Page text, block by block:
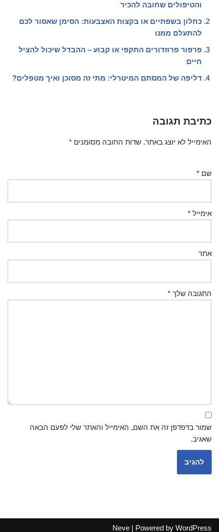
והטיפולים שחובה להכיר
כחלון בשפתיים או בקצות האצבעות: הסימן שאסור לכם
להתעלם ממנו
פרפור פרוזדורים התקפי או קבוע – ההבדל שיכול להציל
חיים
דליפה של המסתם המיטרלי: מתי זה מסוכן ואיך מטפלים?
כתיבת תגובה
האימייל לא יוצג באתר. שדות החובה מסומנים *
שם *
אימייל *
אתר
התגובה שלך *
שמור בדפדפן זה את השם, האימייל והאתר שלי לפעם הבאה
שאגיב.
Neve | Powered by WordPress